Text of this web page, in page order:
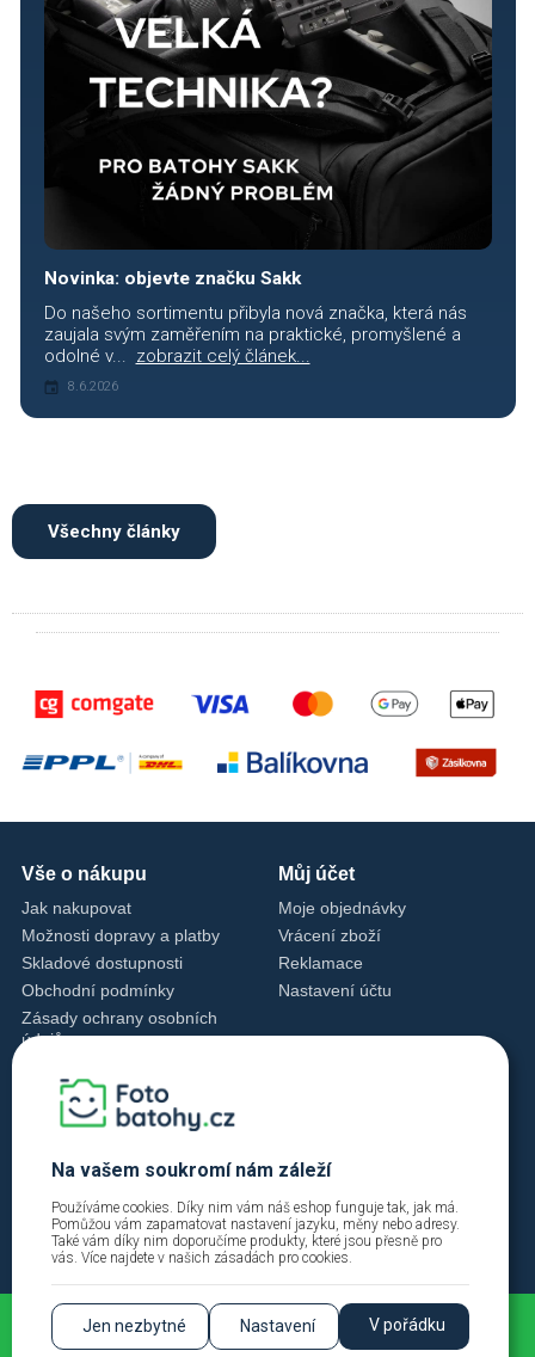
Novinka: objevte značku Sakk
Do našeho sortimentu přibyla nová značka, která nás
zaujala svým zaměřením na praktické, promyšlené a
odolné v... zobrazit celý článek...
8.6.2026
Všechny články
Vše o nákupu
Jak nakupovat
Možnosti dopravy a platby
Skladové dostupnosti
Obchodní podmínky
Zásady ochrany osobních
údajů
Zásady cookies
Můj účet
Moje objednávky
Vrácení zboží
Reklamace
Nastavení účtu
Kontakty
+420 720 762 432
Po - Pá 9:00 - 18:00
2026 © Fotobatohy.cz | FIINYX VISION s.r.o. |
Na vašem soukromí nám záleží
Používáme cookies. Díky nim vám náš eshop funguje tak, jak má.
Pomůžou vám zapamatovat nastavení jazyku, měny nebo adresy.
Také vám díky nim doporučíme produkty, které jsou přesně pro
vás. Více najdete v našich zásadách pro cookies.
Jen nezbytné Nastavení V pořádku